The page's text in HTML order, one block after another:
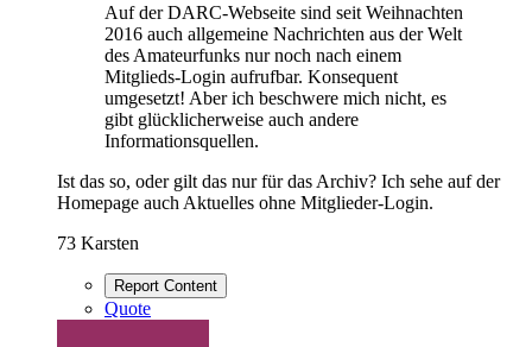
Auf der DARC-Webseite sind seit Weihnachten
2016 auch allgemeine Nachrichten aus der Welt
des Amateurfunks nur noch nach einem
Mitglieds-Login aufrufbar. Konsequent
umgesetzt! Aber ich beschwere mich nicht, es
gibt glücklicherweise auch andere
Informationsquellen.
Ist das so, oder gilt das nur für das Archiv? Ich sehe auf der
Homepage auch Aktuelles ohne Mitglieder-Login.
73 Karsten
Report Content
Quote